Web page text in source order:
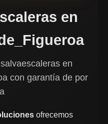
en
en
con garantía de por
ofrecemos